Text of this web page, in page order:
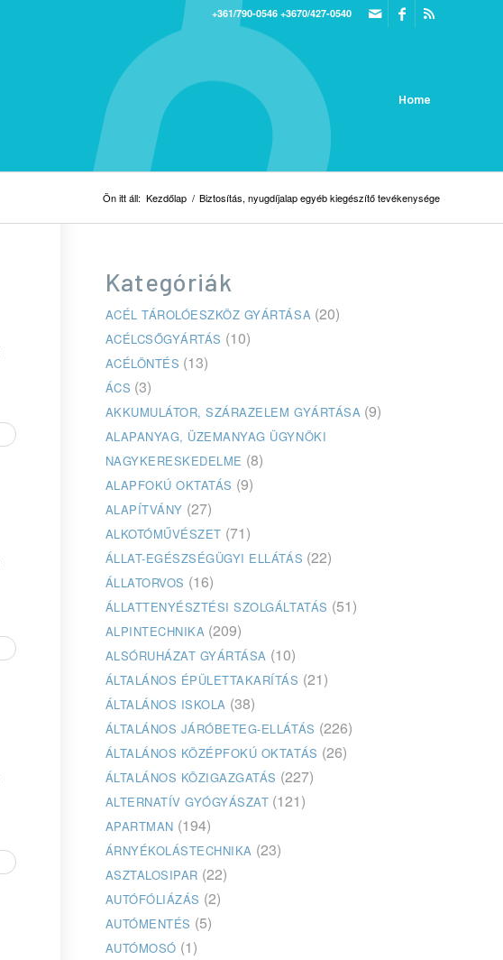
+361/790-0546 +3670/427-0540
Home
Ön itt áll: Kezdőlap / Biztosítás, nyugdíjalap egyéb kiegészítő tevékenysége
Kategóriák
ACÉL TÁROLÓESZKÖZ GYÁRTÁSA (20)
ACÉLCSŐGYÁRTÁS (10)
ACÉLÖNTÉS (13)
ÁCS (3)
AKKUMULÁTOR, SZÁRAZELEM GYÁRTÁSA (9)
ALAPANYAG, ÜZEMANYAG ÜGYNÖKI
NAGYKERESKEDELME (8)
ALAPFOKÚ OKTATÁS (9)
ALAPÍTVÁNY (27)
ALKOTÓMŰVÉSZET (71)
ÁLLAT-EGÉSZSÉGÜGYI ELLÁTÁS (22)
ÁLLATORVOS (16)
ÁLLATTENYÉSZTÉSI SZOLGÁLTATÁS (51)
ALPINTECHNIKA (209)
ALSÓRUHÁZAT GYÁRTÁSA (10)
ÁLTALÁNOS ÉPÜLETTAKARÍTÁS (21)
ÁLTALÁNOS ISKOLA (38)
ÁLTALÁNOS JÁRÓBETEG-ELLÁTÁS (226)
ÁLTALÁNOS KÖZÉPFOKÚ OKTATÁS (26)
ÁLTALÁNOS KÖZIGAZGATÁS (227)
ALTERNATÍV GYÓGYÁSZAT (121)
APARTMAN (194)
ÁRNYÉKOLÁSTECHNIKA (23)
ASZTALOSIPAR (22)
AUTÓFÓLIÁZÁS (2)
AUTÓMENTÉS (5)
AUTÓMOSÓ (1)